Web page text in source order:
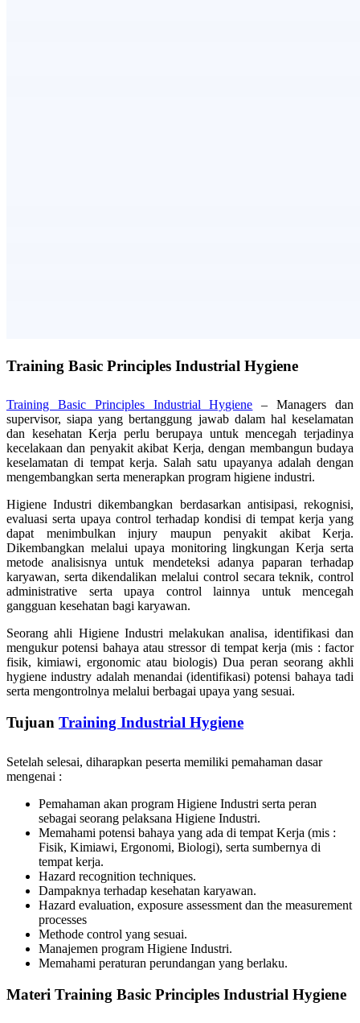
Training Basic Principles Industrial Hygiene
Training Basic Principles Industrial Hygiene – Managers dan
supervisor, siapa yang bertanggung jawab dalam hal keselamatan
dan kesehatan Kerja perlu berupaya untuk mencegah terjadinya
kecelakaan dan penyakit akibat Kerja, dengan membangun budaya
keselamatan di tempat kerja. Salah satu upayanya adalah dengan
mengembangkan serta menerapkan program higiene industri.
Higiene Industri dikembangkan berdasarkan antisipasi, rekognisi,
evaluasi serta upaya control terhadap kondisi di tempat kerja yang
dapat menimbulkan injury maupun penyakit akibat Kerja.
Dikembangkan melalui upaya monitoring lingkungan Kerja serta
metode analisisnya untuk mendeteksi adanya paparan terhadap
karyawan, serta dikendalikan melalui control secara teknik, control
administrative serta upaya control lainnya untuk mencegah
gangguan kesehatan bagi karyawan.
Seorang ahli Higiene Industri melakukan analisa, identifikasi dan
mengukur potensi bahaya atau stressor di tempat kerja (mis : factor
fisik, kimiawi, ergonomic atau biologis) Dua peran seorang akhli
hygiene industry adalah menandai (identifikasi) potensi bahaya tadi
serta mengontrolnya melalui berbagai upaya yang sesuai.
Tujuan Training Industrial Hygiene
Setelah selesai, diharapkan peserta memiliki pemahaman dasar
mengenai :
Pemahaman akan program Higiene Industri serta peran
sebagai seorang pelaksana Higiene Industri.
Memahami potensi bahaya yang ada di tempat Kerja (mis :
Fisik, Kimiawi, Ergonomi, Biologi), serta sumbernya di
tempat kerja.
Hazard recognition techniques.
Dampaknya terhadap kesehatan karyawan.
Hazard evaluation, exposure assessment dan the measurement
processes
Methode control yang sesuai.
Manajemen program Higiene Industri.
Memahami peraturan perundangan yang berlaku.
Materi Training Basic Principles Industrial Hygiene